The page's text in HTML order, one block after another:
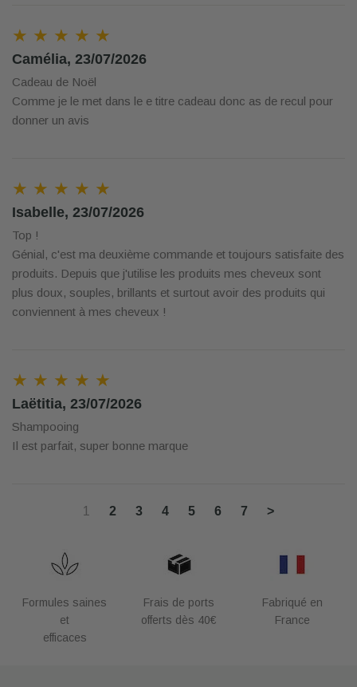
★ ★ ★ ★ ★
Camélia, 23/07/2026
Cadeau de Noël
Comme je le met dans le e titre cadeau donc as de recul pour
donner un avis
★ ★ ★ ★ ★
Isabelle, 23/07/2026
Top !
Génial, c'est ma deuxième commande et toujours satisfaite des
produits. Depuis que j'utilise les produits mes cheveux sont
plus doux, souples, brillants et surtout avoir des produits qui
conviennent à mes cheveux !
★ ★ ★ ★ ★
Laëtitia, 23/07/2026
Shampooing
Il est parfait, super bonne marque
1 2 3 4 5 6 7 >
Formules saines
et
efficaces
Frais de ports
offerts dès 40€
Fabriqué en
France